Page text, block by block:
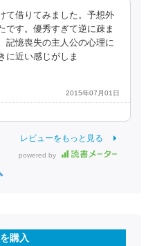
借りてみました。予想外
です。優秀すぎて逆に疎ま
記憶喪失の主人公の心理に
に近い感じがしま
2015年07月01日
レビューをもっと見る
powered by
購入